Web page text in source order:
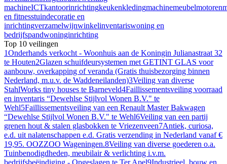
machineICTkantoorinrichtingkeukenkledingmachinemeubelmotoren
en fitnesstuindecoratie en
inrichtingverzamelwijnwinkelinventariswoning en
bedrijfspandwoninginrichting
Top 10 veilingen
1Onderhands verkocht - Woonhuis aan de Koningin Julianastraat 32
te Houten2Glazen schuifdeursystemen met GETINT GLAS voor
aanbouw, overkapping of veranda (Gratis thuisbezorging binnen
Nederland, m.u.v. de Waddeneilanden)3Veiling van diverse
StahlWorks tiny houses te Barneveld4Faillissementsveiling voorraad
en inventaris “Dewehlse Stijlvol Wonen B.V." te
Wehl5Faillissementsveiling van een Renault Master Bakwagen
“Dewehlse Stijlvol Wonen B.V." te Wehl6Veiling van een partij
grenen hout & stalen glasbokken te Vriezenveen7Antiek, curiosa,
e.d. uit nalatenschappen e.d. Gratis verzending in Nederland vanaf €
19,95. OOZZOO Wageningen.8Veiling van diverse goederen o.a.
Tuinbenodigdheden, meubilair & verlichting i.v.m.
bedrijfsbeëindiging - Opgeslagen te Ter Apel9Industrieel, bouw en